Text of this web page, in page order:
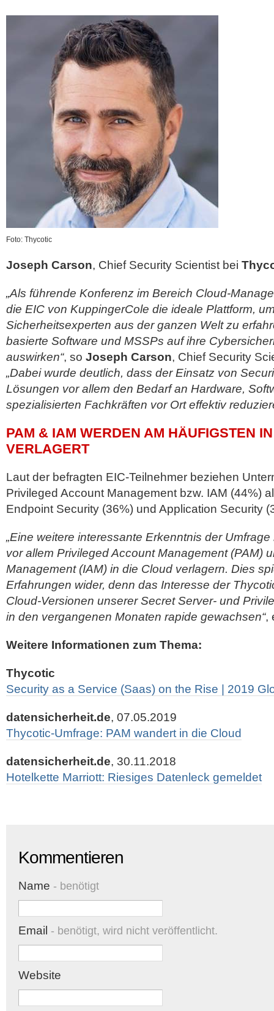
Foto: Thycotic
Joseph Carson, Chief Security Scientist bei
„Als führende Konferenz im Bereich Cloud-
die EIC von KuppingerCole die ideale Plattform,
Sicherheitsexperten aus der ganzen Welt zu
basierte Software und MSSPs auf ihre
auswirken“, so Joseph Carson, Chief Security
„Dabei wurde deutlich, dass der Einsatz von
Lösungen vor allem den Bedarf an Hardware,
spezialisierten Fachkräften vor Ort effektiv
PAM & IAM WERDEN AM HÄUFIGSTEN
VERLAGERT
Laut der befragten EIC-Teilnehmer beziehen
Privileged Account Management bzw. IAM (44%)
Endpoint Security (36%) und Application Security
„Eine weitere interessante Erkenntnis der
vor allem Privileged Account Management (PAM)
Management (IAM) in die Cloud verlagern. Dies
Erfahrungen wider, denn das Interesse der
Cloud-Versionen unserer Secret Server- und
in den vergangenen Monaten rapide gewachsen“,
Weitere Informationen zum Thema:
Thycotic
Security as a Service (Saas) on the Rise | 2019
datensicherheit.de, 07.05.2019
Thycotic-Umfrage: PAM wandert in die Cloud
datensicherheit.de, 30.11.2018
Hotelkette Marriott: Riesiges Datenleck gemeldet
Kommentieren
Name - benötigt
Email - benötigt, wird nicht veröffentlicht.
Website